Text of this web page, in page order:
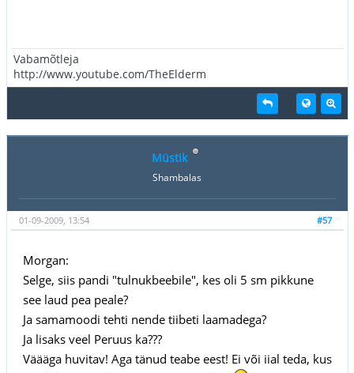
Vabamõtleja
http://www.youtube.com/TheElderm
Müstik
Shambalas
#57
01-09-2009, 13:54
Morgan:
Selge, siis pandi "tulnukbeebile", kes oli 5 sm pikkune
see laud pea peale?
Ja samamoodi tehti nende tiibeti laamadega?
Ja lisaks veel Peruus ka???
Väääga huvitav! Aga tänud teabe eest! Ei või iial teda, kus